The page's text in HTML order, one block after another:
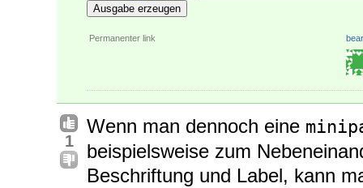
Ausgabe erzeugen
Permanenter link
1
Wenn man dennoch eine
beispielsweise zum
Beschriftung und Label, kann